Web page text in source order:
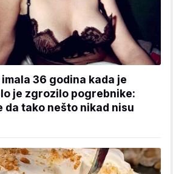
36 godina kada je
je zgrozilo pogrebnike:
da tako nešto nikad nisu